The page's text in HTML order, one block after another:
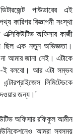
পাউডারের এই
কারিগর বিজ্ঞাপনী সংস্থা
এক্সিকিউটিভ অফিসার কাজী
ছিল এক নতুন অভিজ্ঞতা।
আমার জানা নেই। এটাকে
ই বলবো। আর এটা সম্ভব
লিমিটেডকে
জন্য।’
অফিসার রফিকুল আমীন
আমরা সবসময়